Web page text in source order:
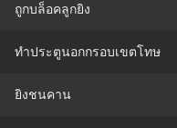
ถูกบล็อคลูกยิง
ทำประตูนอกกรอบเขตโทษ
ยิงชนคาน